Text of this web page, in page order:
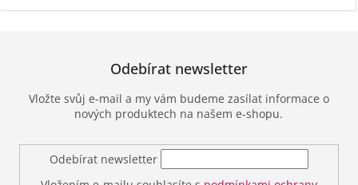
Odebírat newsletter
Vložte svůj e-mail a my vám budeme zasílat informace o
nových produktech na našem e-shopu.
Odebírat newsletter